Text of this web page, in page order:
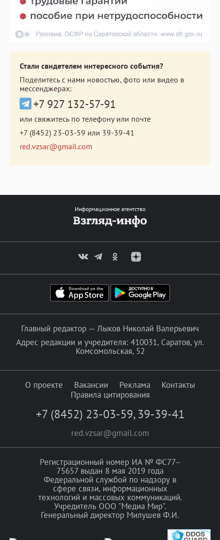
Стали свидетелем интересного события?
Поделитесь с нами новостью, фото или видео в
мессенджерах:
+7 927 132-57-91
или свяжитесь по телефону или почте
+7 (8452) 23-03-59 или 39-39-41
red.vzsar@gmail.com
Информационное агентство
Главный редактор — Лыков Николай Валерьевич
Адрес редакции и учредителя: 410031, Саратов, ул.
Комсомольская, 52
О проекте Вакансии Реклама
Контакты
Правила цитирования
+7 (8452) 23-03-59, 39-39-41
red.vzsar@gmail.com
Регистрационный номер ИА № ФС77–
75657 выдан 8 мая 2019 года
Федеральной службой по надзору в
сфере связи, информационных
технологий и массовых коммуникаций.
Учредитель ООО "Медиа Мир".
Генеральный директор Милушев Ф.И.